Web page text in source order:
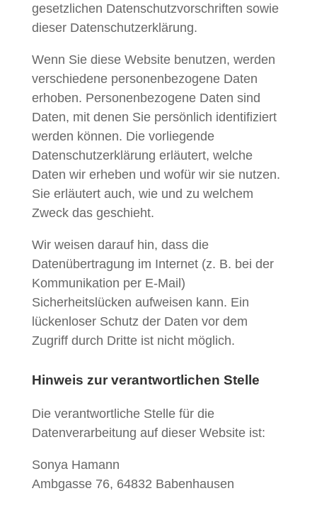
gesetzlichen Datenschutzvorschriften sowie
dieser Datenschutzerklärung.
Wenn Sie diese Website benutzen, werden
verschiedene personenbezogene Daten
erhoben. Personenbezogene Daten sind
Daten, mit denen Sie persönlich identifiziert
werden können. Die vorliegende
Datenschutzerklärung erläutert, welche
Daten wir erheben und wofür wir sie nutzen.
Sie erläutert auch, wie und zu welchem
Zweck das geschieht.
Wir weisen darauf hin, dass die
Datenübertragung im Internet (z. B. bei der
Kommunikation per E-Mail)
Sicherheitslücken aufweisen kann. Ein
lückenloser Schutz der Daten vor dem
Zugriff durch Dritte ist nicht möglich.
Hinweis zur verantwortlichen Stelle
Die verantwortliche Stelle für die
Datenverarbeitung auf dieser Website ist:
Sonya Hamann
Ambgasse 76, 64832 Babenhausen